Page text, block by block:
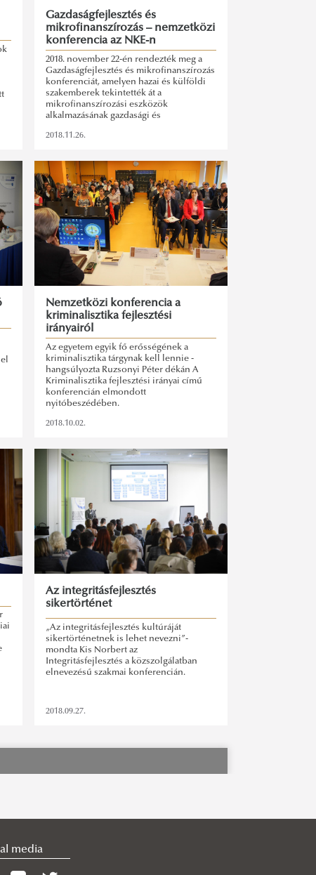
Gazdaságfejlesztés és
mikrofinanszírozás – nemzetközi
konferencia az NKE-n
2018. november 22-én rendezték meg a
Gazdaságfejlesztés és mikrofinanszírozás
konferenciát, amelyen hazai és külföldi
szakemberek tekintették át a
mikrofinanszírozási eszközök
alkalmazásának gazdasági és
2018.11.26.
Nemzetközi konferencia a
kriminalisztika fejlesztési
irányairól
Az egyetem egyik fő erősségének a
kriminalisztika tárgynak kell lennie -
hangsúlyozta Ruzsonyi Péter dékán A
Kriminalisztika fejlesztési irányai című
konferencián elmondott
nyitóbeszédében.
2018.10.02.
Az integritásfejlesztés
sikertörténet
„Az integritásfejlesztés kultúráját
sikertörténetnek is lehet nevezni”-
mondta Kis Norbert az
Integritásfejlesztés a közszolgálatban
elnevezésű szakmai konferencián.
2018.09.27.
media